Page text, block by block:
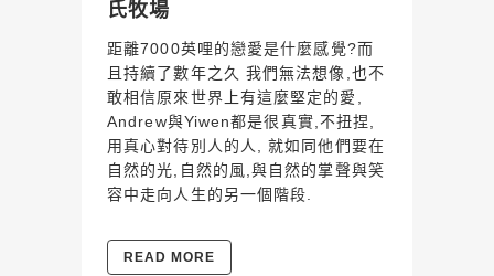
氏牧場
距離7000英哩的戀愛是什麼感覺?而
且持續了數年之久 我們無法想像,也不
敢相信原來世界上有這麼堅定的愛,
Andrew與Yiwen都是很真實,不扭捏,
用真心對待別人的人, 就如同他們要在
自然的光,自然的風,與自然的掌聲與笑
容中走向人生的另一個階段.
READ MORE